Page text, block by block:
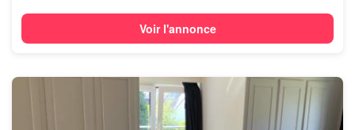
Voir l'annonce